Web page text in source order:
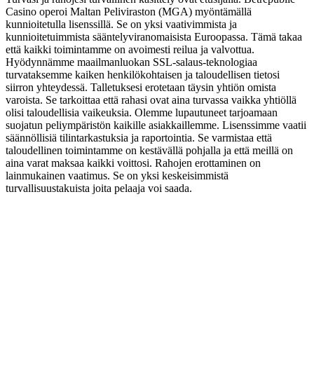
Casino operoi Maltan Peliviraston (MGA) myöntämällä
kunnioitetulla lisenssillä. Se on yksi vaativimmista ja
kunnioitetuimmista sääntelyviranomaisista Euroopassa. Tämä takaa
että kaikki toimintamme on avoimesti reilua ja valvottua.
Hyödynnämme maailmanluokan SSL-salaus-teknologiaa
turvataksemme kaiken henkilökohtaisen ja taloudellisen tietosi
siirron yhteydessä. Talletuksesi erotetaan täysin yhtiön omista
varoista. Se tarkoittaa että rahasi ovat aina turvassa vaikka yhtiöllä
olisi taloudellisia vaikeuksia. Olemme lupautuneet tarjoamaan
suojatun peliympäristön kaikille asiakkaillemme. Lisenssimme vaatii
säännöllisiä tilintarkastuksia ja raportointia. Se varmistaa että
taloudellinen toimintamme on kestävällä pohjalla ja että meillä on
aina varat maksaa kaikki voittosi. Rahojen erottaminen on
lainmukainen vaatimus. Se on yksi keskeisimmistä
turvallisuustakuista joita pelaaja voi saada.